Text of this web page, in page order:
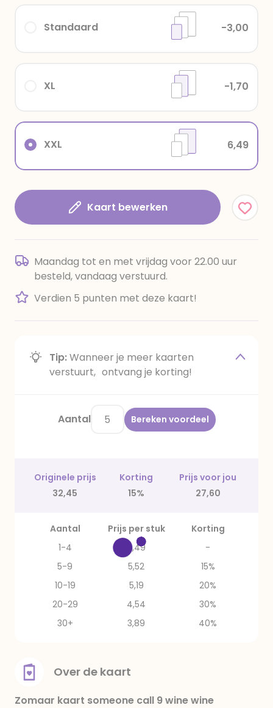
XXL 6,49
XL -1,70
Standaard -3,00
Kaart bewerken
Maandag tot en met vrijdag voor 22.00 uur
besteld, vandaag verstuurd.
Verdien 5 punten met deze kaart!
Tip:Wanneer je meer kaarten
verstuurt, ontvang je korting!
Aantal Bereken voordeel
Originele prijs Korting
Prijs voor jou
32,45
15% 27,60
Aantal Prijs per stuk
Korting
1-4
6,49
-
5-9
5,52
15%
10-19
5,19
20%
20-29
4,54
30%
30+
3,89 40%
Over de kaart
Zomaar kaart someone call 9 wine wine